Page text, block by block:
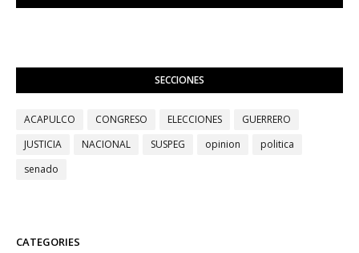
SECCIONES
ACAPULCO CONGRESO ELECCIONES
GUERRERO
JUSTICIA
NACIONAL SUSPEG opinion
politica
senado
CATEGORIES